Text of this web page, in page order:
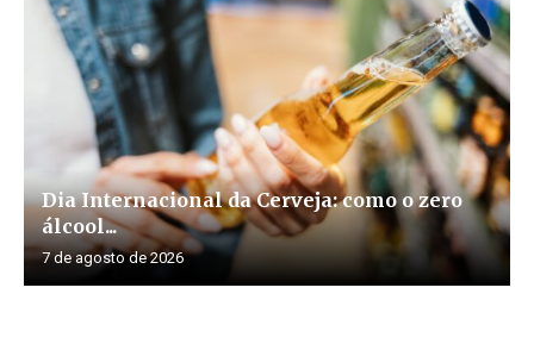
Dia Internacional da Cerveja: como o zero
álcool...
7 de agosto de 2026